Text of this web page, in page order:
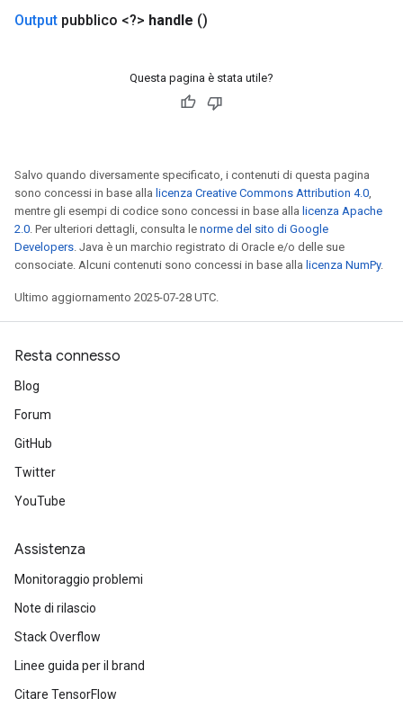
Output pubblico <?> handle ()
Questa pagina è stata utile?
Salvo quando diversamente specificato, i contenuti di questa pagina
sono concessi in base alla licenza Creative Commons Attribution 4.0,
mentre gli esempi di codice sono concessi in base alla licenza Apache
2.0. Per ulteriori dettagli, consulta le norme del sito di Google
Developers. Java è un marchio registrato di Oracle e/o delle sue
consociate. Alcuni contenuti sono concessi in base alla licenza NumPy.
Ultimo aggiornamento 2025-07-28 UTC.
Resta connesso
Blog
Forum
GitHub
Twitter
YouTube
Assistenza
Monitoraggio problemi
Note di rilascio
Stack Overflow
Linee guida per il brand
Citare TensorFlow